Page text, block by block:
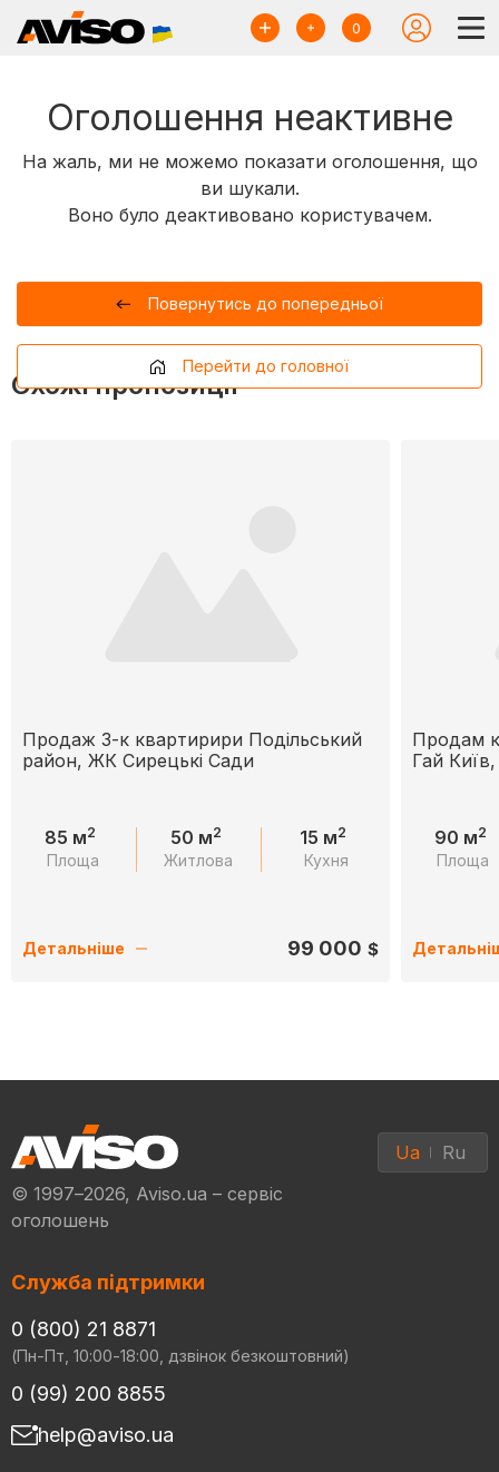
0
Оголошення неактивне
На жаль, ми не можемо показати оголошення, що
ви шукали.
Воно було деактивовано користувачем.
Повернутись до попередньої
Перейти до головної
Схожі пропозиції
Продаж 3-к квартирири Подільський
район, ЖК Сирецькі Сади
85 м2
Площа
50 м2
Житлова
15 м2
Кухня
Детальніше 99 000 $
Продам
Гай Київ,
90 м2
Площа
© 1997–2026, Aviso.ua – сервіс
оголошень
Ua Ru
Служба підтримки
0 (800) 21 8871
(Пн-Пт, 10:00-18:00, дзвінок безкоштовний)
0 (99) 200 8855
help@aviso.ua